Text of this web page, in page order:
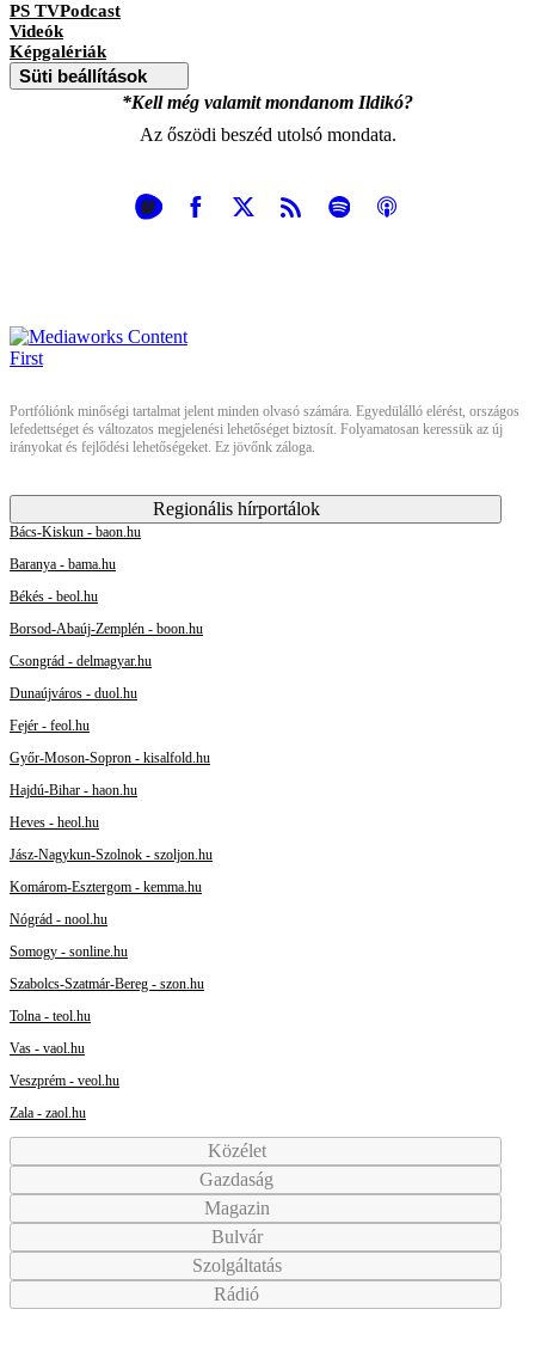
PS TVPodcast
Videók
Képgalériák
Süti beállítások
*Kell még valamit mondanom Ildikó?
Az őszödi beszéd utolsó mondata.
Portfóliónk minőségi tartalmat jelent minden olvasó számára. Egyedülálló elérést, országos
lefedettséget és változatos megjelenési lehetőséget biztosít. Folyamatosan keressük az új
irányokat és fejlődési lehetőségeket. Ez jövőnk záloga.
Regionális hírportálok
Bács-Kiskun - baon.hu
Baranya - bama.hu
Békés - beol.hu
Borsod-Abaúj-Zemplén - boon.hu
Csongrád - delmagyar.hu
Dunaújváros - duol.hu
Fejér - feol.hu
Győr-Moson-Sopron - kisalfold.hu
Hajdú-Bihar - haon.hu
Heves - heol.hu
Jász-Nagykun-Szolnok - szoljon.hu
Komárom-Esztergom - kemma.hu
Nógrád - nool.hu
Somogy - sonline.hu
Szabolcs-Szatmár-Bereg - szon.hu
Tolna - teol.hu
Vas - vaol.hu
Veszprém - veol.hu
Zala - zaol.hu
Közélet
Gazdaság
Magazin
Bulvár
Szolgáltatás
Rádió